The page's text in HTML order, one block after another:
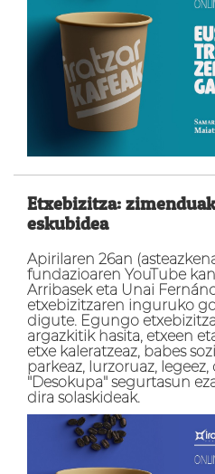
Etxebizitza:
eskubidea
Apirilaren 26an
fundazioaren YouTube
Arribasek eta Unai
etxebizitzaren inguruko
digute. Egungo
argazkitik hasita, etxeen
etxe kaleratzeaz, babes
parkeaz, lurzoruaz,
"Desokupa" segurtasun
dira solaskideak.